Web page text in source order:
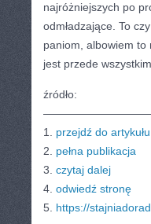
najróżniejszych po
odmładzające. To
paniom, albowiem to
jest przede
źródło:
1. przejdź do artykułu
2. pełna publikacja
3. czytaj dalej
4. odwiedź stronę
5. https://